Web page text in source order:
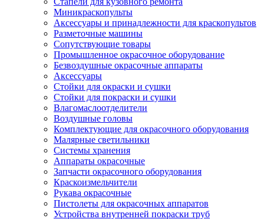
Миникраскопульты
Аксессуары и принадлежности для краскопультов
Разметочные машины
Сопутствующие товары
Промышленное окрасочное оборудование
Безвоздушные окрасочные аппараты
Аксессуары
Стойки для окраски и сушки
Стойки для покраски и сушки
Влагомаслоотделители
Воздушные головы
Комплектующие для окрасочного оборудования
Малярные светильники
Системы хранения
Аппараты окрасочные
Запчасти окрасочного оборудования
Краскоизмельчители
Рукава окрасочные
Пистолеты для окрасочных аппаратов
Устройства внутренней покраски труб